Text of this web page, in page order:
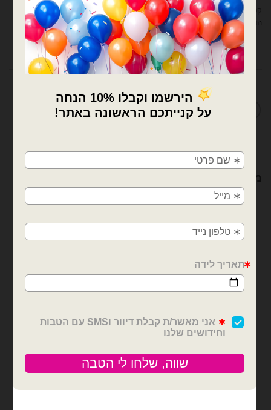
קטגוריות:בלונים וציוד נלווה,גלילי מדבקות ויניל,דובים ציוד למעצבים ומוצרי יום
הולדת,ציוד נלווה לבלונים
תיאור
מדיניות החלפות / החזרות
מוצרים קשורים
מדבקת ויניל 3 מטר
לסילואט ירוק יער רוחב 30
₪
גליל מדבקת ויניל 50 מטר
150.00
משלוחים מהיום למחר!
חולון, בת ים, תל אביב, ראשון לציון, גבעתיים, רמת
גן, בני ברק, אזור, נס ציונה, רמלה, לוד, אשדוד, יבנה,